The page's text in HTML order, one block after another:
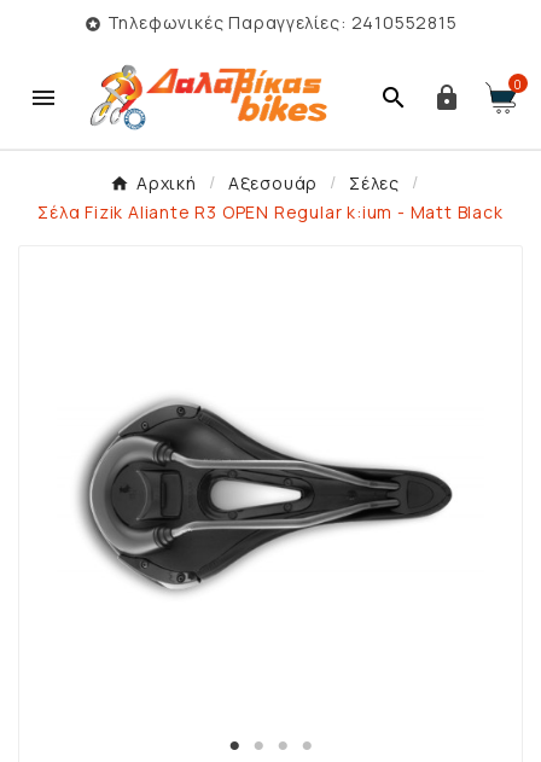
 Τηλεφωνικές Παραγγελίες: 2410552815
   0
Αρχική Αξεσουάρ
Σέλες
Σέλα Fizik Aliante R3 OPEN Regular k:ium - Matt Black